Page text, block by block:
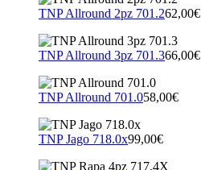
TNP Allround 2pz 701.262,00€
TNP Allround 3pz 701.366,00€
TNP Allround 701.058,00€
TNP Jago 718.0x99,00€